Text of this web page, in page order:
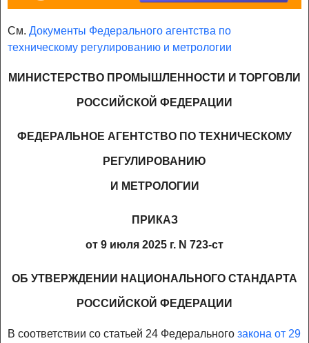
См. Документы Федерального агентства по
техническому регулированию и метрологии
МИНИСТЕРСТВО ПРОМЫШЛЕННОСТИ И ТОРГОВЛИ
РОССИЙСКОЙ ФЕДЕРАЦИИ
ФЕДЕРАЛЬНОЕ АГЕНТСТВО ПО ТЕХНИЧЕСКОМУ
РЕГУЛИРОВАНИЮ
И МЕТРОЛОГИИ
ПРИКАЗ
от 9 июля 2025 г. N 723-ст
ОБ УТВЕРЖДЕНИИ НАЦИОНАЛЬНОГО СТАНДАРТА
РОССИЙСКОЙ ФЕДЕРАЦИИ
В соответствии со статьей 24 Федерального закона от 29